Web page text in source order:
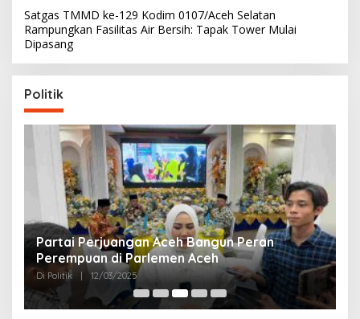
Satgas TMMD ke-129 Kodim 0107/Aceh Selatan
Rampungkan Fasilitas Air Bersih: Tapak Tower Mulai
Dipasang
Politik
Partai Perjuangan Aceh Bangun Peran
Perempuan di Parlemen Aceh
Di Politik 12/03/2025